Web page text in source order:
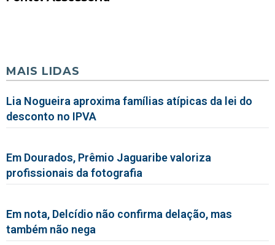
MAIS LIDAS
Lia Nogueira aproxima famílias atípicas da lei do
desconto no IPVA
Em Dourados, Prêmio Jaguaribe valoriza
profissionais da fotografia
Em nota, Delcídio não confirma delação, mas
também não nega